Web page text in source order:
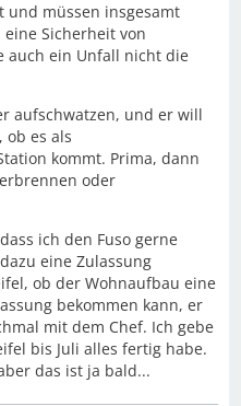
und müssen insgesamt
Sicherheit von
auch ein Unfall nicht die
aufschwatzen, und er will
ob es als
kommt. Prima, dann
oder
ich den Fuso gerne
eine Zulassung
ob der Wohnaufbau eine
bekommen kann, er
mit dem Chef. Ich gebe
bis Juli alles fertig habe.
das ist ja bald...